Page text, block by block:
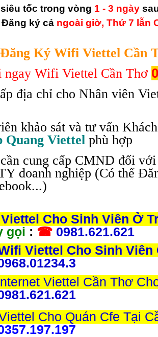
tốc trong vòng 1 - 3 ngày
Đăng ký cả ngoài giờ, Thứ 7 lẫn
Ký Wifi Viettel Cần
ngay Wifi Viettel Cần Thơ
địa chỉ cho Nhân viên
khảo sát và tư vấn
Quang Viettel phù hợp
cung cấp CMND đối
doanh nghiệp (Có thể
Cho Sinh Viên Ở
gọi : ☎ 0981.621.621
Viettel Cho Sinh
Viettel Cần Thơ
Cho Quán Cfe Tại